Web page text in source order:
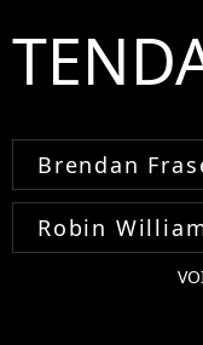
Brendan
Robin